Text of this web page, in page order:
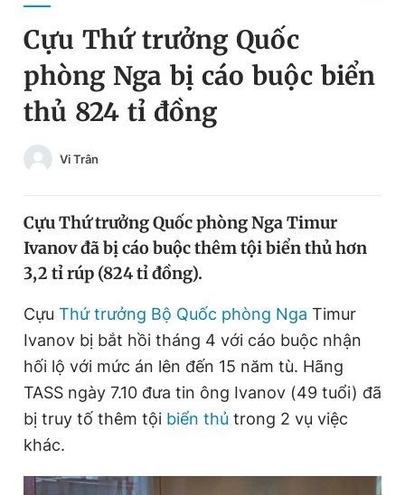
Chuyên mục
Chuyên mục khác
Chào ngày mới
Video Magazine
Sản phẩm khác
Tiện ích Bạn cần biết
Thông tin tòa soạn Liên hệ quảng cáo
Đổi mật khẩu
Tin đã lưu
Cựu Thứ trưởng Quốc
phòng Nga bị cáo buộc biển
thủ 824 tỉ đồng
Vi Trân
Cựu Thứ trưởng Quốc phòng Nga Timur
Ivanov đã bị cáo buộc thêm tội biển thủ hơn
3,2 tỉ rúp (824 tỉ đồng).
Cựu Thứ trưởng Bộ Quốc phòng Nga Timur
Ivanov bị bắt hồi tháng 4 với cáo buộc nhận
hối lộ với mức án lên đến 15 năm tù. Hãng
TASS ngày 7.10 đưa tin ông Ivanov (49 tuổi) đã
bị truy tố thêm tội biển thủ trong 2 vụ việc
khác.